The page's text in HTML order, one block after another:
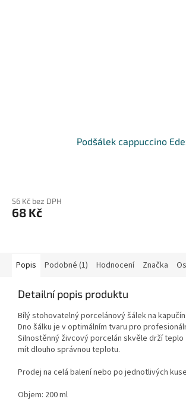
Podšálek cappuccino
56 Kč bez DPH
68 Kč
Popis Podobné (1) Hodnocení Značka
Detailní popis produktu
Bílý stohovatelný porcelánový šálek na
Dno šálku je v optimálním tvaru pro
Silnostěnný živcový porcelán skvěle drží teplo
mít dlouho správnou teplotu.
Prodej na celá balení nebo po jednotlivých
Objem: 200 ml